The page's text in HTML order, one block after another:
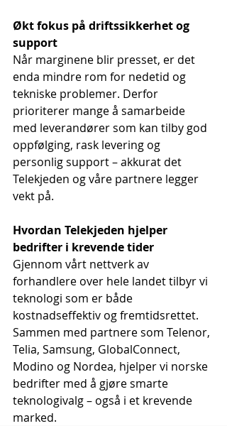
Økt fokus på driftssikkerhet og
support
Når marginene blir presset, er det
enda mindre rom for nedetid og
tekniske problemer. Derfor
prioriterer mange å samarbeide
med leverandører som kan tilby god
oppfølging, rask levering og
personlig support – akkurat det
Telekjeden og våre partnere legger
vekt på.
Hvordan Telekjeden hjelper
bedrifter i krevende tider
Gjennom vårt nettverk av
forhandlere over hele landet tilbyr vi
teknologi som er både
kostnadseffektiv og fremtidsrettet.
Sammen med partnere som Telenor,
Telia, Samsung, GlobalConnect,
Modino og Nordea, hjelper vi norske
bedrifter med å gjøre smarte
teknologivalg – også i et krevende
marked.